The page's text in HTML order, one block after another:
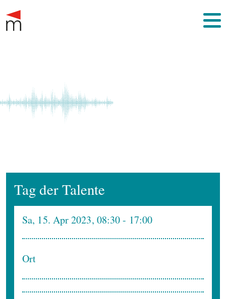
Tag der Talente
Sa, 15. Apr 2023, 08:30- 17:00
Ort